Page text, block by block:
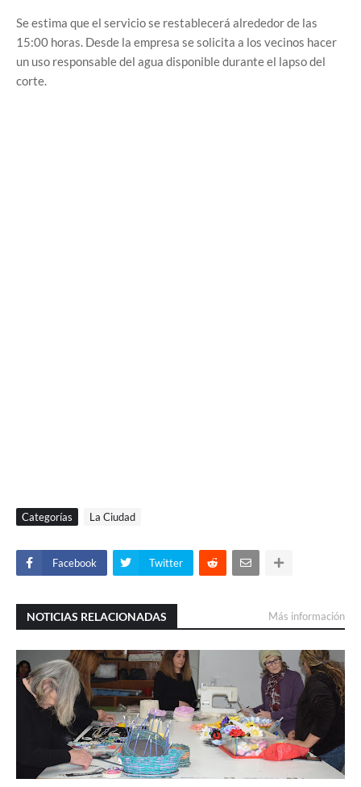
Se estima que el servicio se restablecerá alrededor de las
15:00 horas. Desde la empresa se solicita a los vecinos hacer
un uso responsable del agua disponible durante el lapso del
corte.
Categorías La Ciudad
Facebook Twitter
NOTICIAS RELACIONADAS Más información